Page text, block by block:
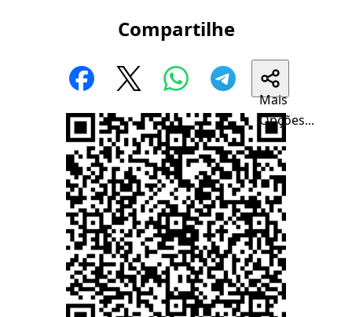
Compartilhe
Mais
Opções...